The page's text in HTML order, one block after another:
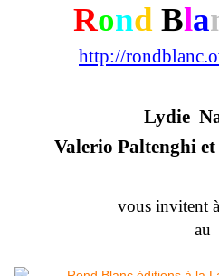
Rond Bla
http://
Lydie
Valerio Paltenghi et
vous invitent
au